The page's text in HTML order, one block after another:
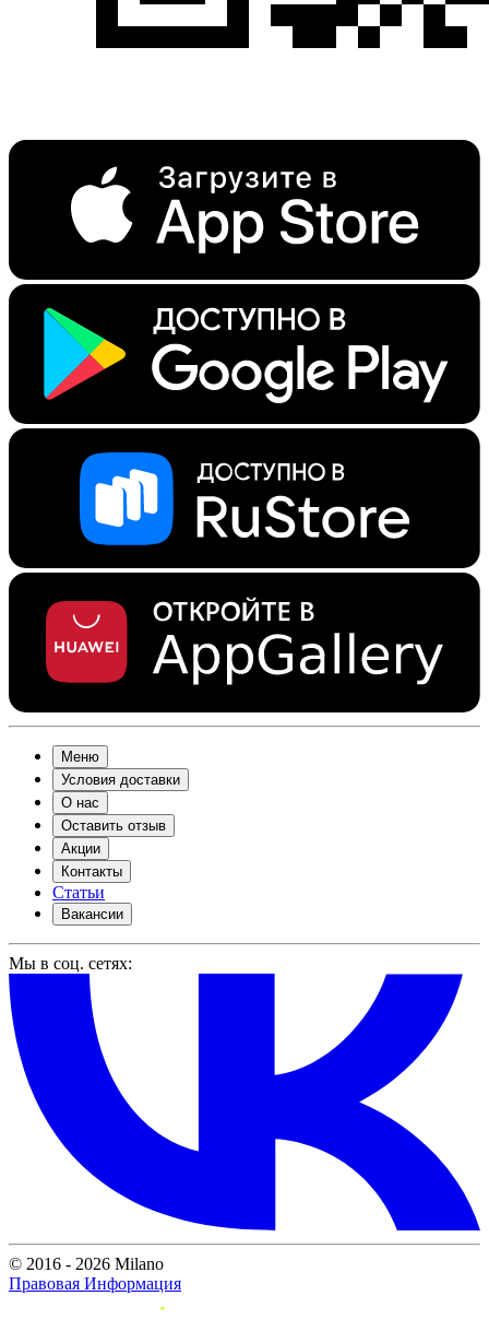
Меню
Условия доставки
О нас
Оставить отзыв
Акции
Контакты
Статьи
Вакансии
Мы в соц. сетях:
© 2016 - 2026 Milano
Правовая Информация